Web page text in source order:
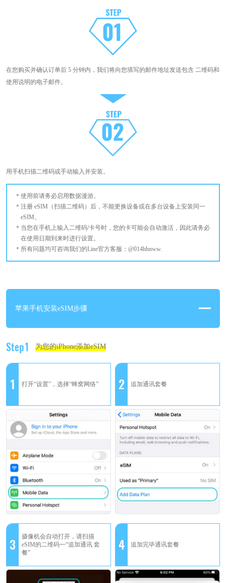
在您购买并确认订单后 5 分钟内，我们将向您填写的邮件地址发送包含 二维码和
使用说明的电子邮件。
用手机扫描二维码或手动输入并安装。
使用前请务必启用数据漫游。
注册 eSIM（扫描二维码）后，不能更换设备或在多台设备上安装同一
eSIM。
当您在手机上输入二维码/卡号时，您的卡可能会自动激活，因此请务必
在使用日期到来时进行设置。
所有问题均可咨询我们的Line官方客服：@014hhnww.
苹果手机安装eSIM步骤
Step1 为您的iPhone添加eSIM
1 打开“设置”，选择“蜂窝网络” 2 追加通讯套餐
3
摄像机会自动打开，请扫描
eSIM的二维码一“追加通讯 套
餐”
4 追加完毕通讯套餐